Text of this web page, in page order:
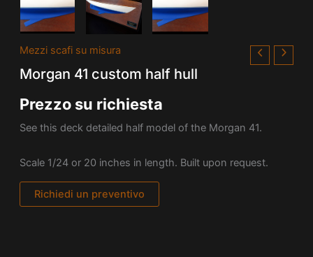
Mezzi scafi su misura
Morgan 41 custom half hull
Prezzo su richiesta
See this deck detailed half model of the Morgan 41.
Scale 1/24 or 20 inches in length. Built upon request.
Richiedi un preventivo